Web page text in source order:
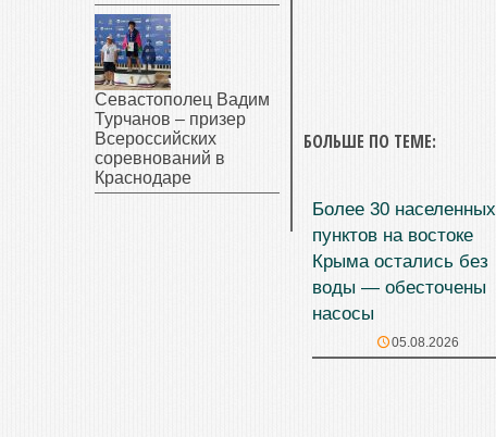
БОЛЬШЕ ПО ТЕМЕ:
Более 30 населенных
пунктов на востоке
Крыма остались без
воды — обесточены
насосы
05.08.2026
Севастополец Вадим
Турчанов – призер
Всероссийских
соревнований в
Краснодаре